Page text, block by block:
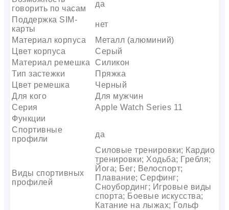
говорить по часам
да
Поддержка SIM-
карты
нет
Материал корпуса
Металл (алюминий)
Цвет корпуса
Серый
Материал ремешка
Силикон
Тип застежки
Пряжка
Цвет ремешка
Черный
Для кого
Для мужчин
Серия
Apple Watch Series 11
Функции
Спортивные
профили
да
Виды спортивных
профилей
Силовые тренировки; Кардио
тренировки; Ходьба; Гребля;
Йога; Бег; Велоспорт;
Плавание; Серфинг;
Сноубординг; Игровые виды
спорта; Боевые искусства;
Катание на лыжах; Гольф